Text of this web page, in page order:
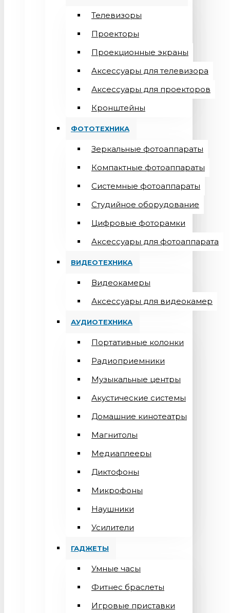
Телевизоры
Проекторы
Проекционные экраны
Aксессуары для телевизора
Аксессуары для проекторов
Кронштейны
ФОТОТЕХНИКА
Зеркальные фотоаппараты
Компактные фотоаппараты
Системные фотоаппараты
Студийное оборудование
Цифровые фоторамки
Aксессуары для фотоаппарата
ВИДЕОТЕХНИКА
Видеокамеры
Аксессуары для видеокамер
АУДИОТЕХНИКА
Портативные колонки
Радиоприемники
Музыкальные центры
Акустические системы
Домашние кинотеатры
Магнитолы
Медиаплееры
Диктофоны
Микрофоны
Наушники
Усилители
ГАДЖЕТЫ
Умные часы
Фитнес браслеты
Игровые приставки